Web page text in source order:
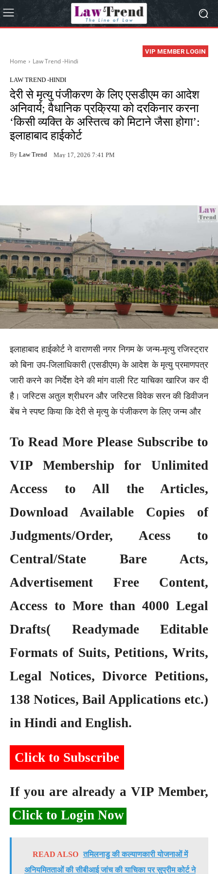
VIP MEMBER LOGIN
Home Law Trend -Hindi
LAW TREND -HINDI
देरी से मृत्यु पंजीकरण के लिए एसडीएम का आदेश
अनिवार्य; वैधानिक प्रक्रिया को दरकिनार करना
‘किसी व्यक्ति के अस्तित्व को मिटाने जैसा होगा’:
इलाहाबाद हाईकोर्ट
By Law Trend May 17, 2026 7:41 PM
इलाहाबाद हाईकोर्ट ने वाराणसी नगर निगम के जन्म-मृत्यु रजिस्ट्रार
को बिना उप-जिलाधिकारी (एसडीएम) के आदेश के मृत्यु प्रमाणपत्र
जारी करने का निर्देश देने की मांग वाली रिट याचिका खारिज कर दी
है। जस्टिस अतुल श्रीधरन और जस्टिस विवेक सरन की डिवीजन
बेंच ने स्पष्ट किया कि देरी से मृत्यु के पंजीकरण के लिए जन्म और
To Read More Please Subscribe to
VIP Membershipfor Unlimited
Access to All the Articles,
Download Available Copies of
Judgments/Order, Acess to
Central/State Bare Acts,
Advertisement Free Content,
Access to More than 4000 Legal
Drafts( Readymade Editable
Formats of Suits, Petitions, Writs,
Legal Notices, Divorce Petitions,
138 Notices, Bail Applications etc.)
in Hindi and English.
Click to Subscribe
If you are already a VIP Member,
Click to Login Now
READ ALSO तमिलनाडु की कल्याणकारी योजनाओं में
अनियमितताओं की सीबीआई जांच की याचिका पर सुप्रीम कोर्ट ने